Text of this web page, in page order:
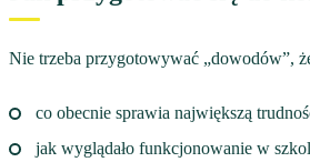
Nie trzeba przygotowywać „dowodów”,
co obecnie sprawia największą
jak wyglądało funkcjonowanie w